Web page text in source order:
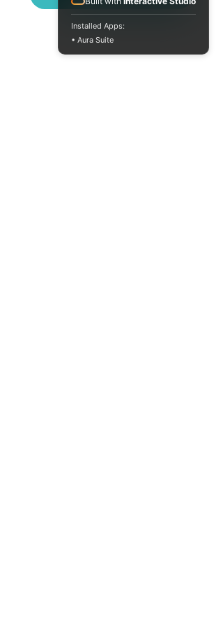
Installed Apps:
• Aura Suite